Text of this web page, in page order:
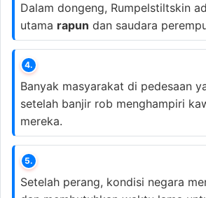
Dalam dongeng, Rumpelstiltskin
utama rapun dan saudara
4.
Banyak masyarakat di pedesaan
setelah banjir rob menghampiri
mereka.
5.
Setelah perang, kondisi negara